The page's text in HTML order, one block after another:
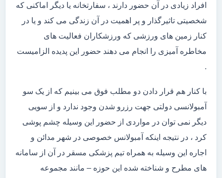
افراد زیادی در آن حضور دارند ، سفارتخانه یا دیگر اماکنی که
شخصیتی تاثیرگذار و پر اهمیت در آن زندگی می کند و یا در
کنار زمین های ورزشی که ورزشکاران فعالیت های
مخاطره آمیزی را انجام می دهند حضور این پدیده الزامیست
.
با کنار هم قرار دادن دو مطلب فوق می بینیم که از یک سو
آمبولانسی دولتی جهت رزرو شدن وجود ندارد و از سویی
دیگر نمی توان در مواردی از حضور این وسیله چشم پوشی
کرد ، در نتیجه اینکه آمبولانس خصوصی در شهر مدائن و
اجاره این وسیله به همراه تیم پزشکی مسقر در آن از سامانه
های مطرح و شناخته شده این حوزه – مانند مجموعه